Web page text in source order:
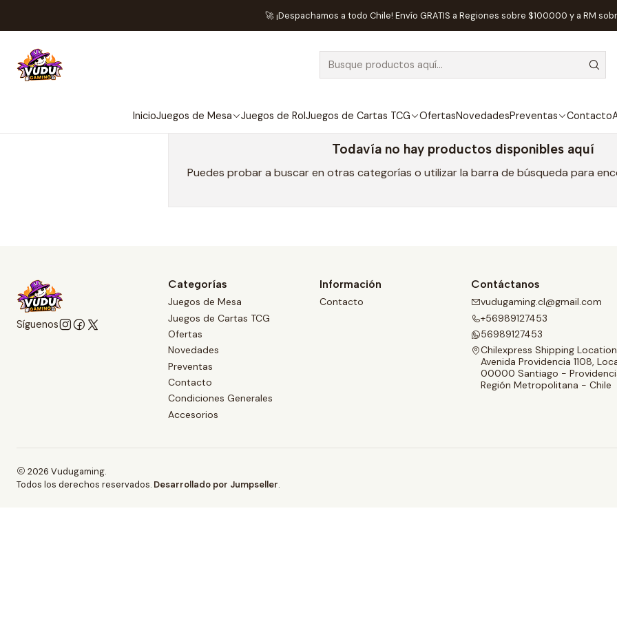
InicioJuegos de Mesa Juegos de RolJuegos de Cartas TCG OfertasNovedadesPreventas Contacto
🚀 ¡Despachamos a todo Chile! Envío GRATIS a Regiones sobre $100.000 y a RM
Inicio Preventas Zygomatic
Zygomatic
Todavía no hay productos disponibles aquí
Puedes probar a buscar en otras categorías o utilizar la barra de búsqueda para
Síguenos
Categorías
Juegos de Mesa
Juegos de Cartas TCG
Ofertas
Novedades
Preventas
Contacto
Condiciones Generales
Accesorios
Información
Contacto
Contáctanos
vudugaming.cl@gmail.com
+56989127453
56989127453
Chilexpress Shipping Location
Avenida Providencia 1108,
00000 Santiago -
Región Metropolitana - Chile
2026 Vudugaming.
Todos los derechos reservados. Desarrollado por Jumpseller.